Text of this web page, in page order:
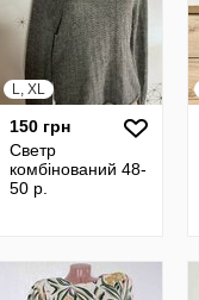
L, XL
150 грн
Светр
комбінований 48-
50 р.